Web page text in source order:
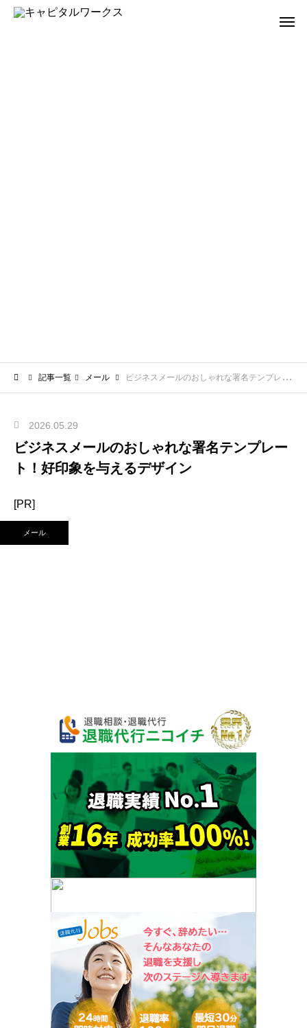
記事一覧 メール ビジネスメールのおしゃれな署名テンプレート！好印象を与えるデザイン
2026.05.29
ビジネスメールのおしゃれな署名テンプレー
ト！好印象を与えるデザイン
[PR]
メール